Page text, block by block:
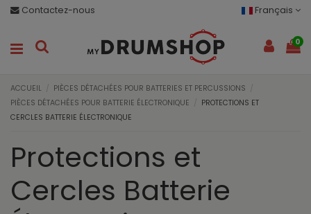
Contactez-nous Français
0
ACCUEIL
PIÈCES DÉTACHÉES POUR BATTERIES ET PERCUSSIONS
PIÈCES DÉTACHÉES POUR BATTERIE ÉLECTRONIQUE
PROTECTIONS ET
CERCLES BATTERIE ÉLECTRONIQUE
Protections et
Cercles Batterie